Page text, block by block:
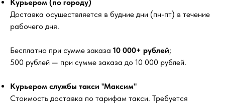
Курьером (по городу)
Доставка осуществляется в будние дни (пн-пт) в течение
рабочего дня.
Бесплатно при сумме заказа 10 000+ рублей;
500 рублей — при сумме заказа до 10 000 рублей.
Курьером службы такси "Максим"
Стоимость доставка по тарифам такси. Требуется